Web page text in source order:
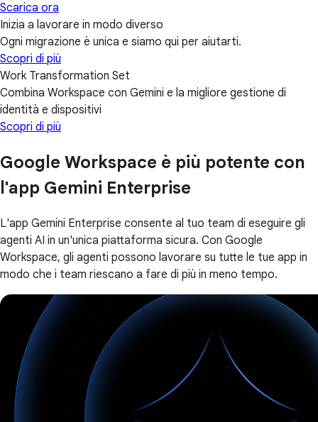
Scarica ora
Inizia a lavorare in modo diverso
Ogni migrazione è unica e siamo qui per aiutarti.
Scopri di più
Work Transformation Set
Combina Workspace con Gemini e la migliore gestione di
identità e dispositivi
Scopri di più
Google Workspace è più potente con
l'app Gemini Enterprise
L'app Gemini Enterprise consente al tuo team di eseguire gli
agenti AI in un'unica piattaforma sicura. Con Google
Workspace, gli agenti possono lavorare su tutte le tue app in
modo che i team riescano a fare di più in meno tempo.